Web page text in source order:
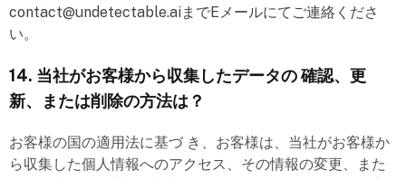
contact@undetectable.aiまでEメールにてご連絡くださ
い。
14. 当社がお客様から収集したデータの 確認、更
新、または削除の方法は？
お客様の国の適用法に基づ き、お客様は、当社がお客様か
ら収集した個人情報へのアクセス、その情報の変更、また